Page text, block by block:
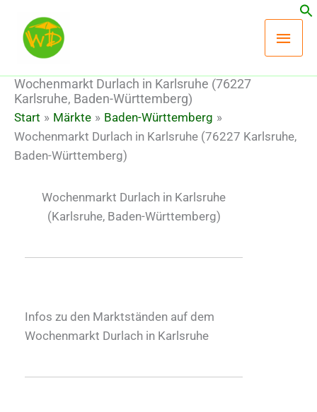
Inhalt
springen
Wochenmarkt Durlach in Karlsruhe (76227
Karlsruhe, Baden-Württemberg)
Start Märkte
Baden-Württemberg
Wochenmarkt Durlach in Karlsruhe (76227 Karlsruhe,
Baden-Württemberg)
Wochenmarkt Durlach in Karlsruhe
(Karlsruhe, Baden-Württemberg)
Infos zu den Marktständen auf dem
Wochenmarkt Durlach in Karlsruhe